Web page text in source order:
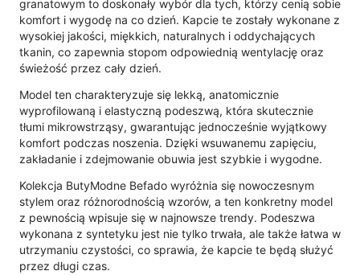
granatowym to doskonały wybór dla tych, którzy cenią sobie
komfort i wygodę na co dzień. Kapcie te zostały wykonane z
wysokiej jakości, miękkich, naturalnych i oddychających
tkanin, co zapewnia stopom odpowiednią wentylację oraz
świeżość przez cały dzień.
Model ten charakteryzuje się lekką, anatomicznie
wyprofilowaną i elastyczną podeszwą, która skutecznie
tłumi mikrowstrząsy, gwarantując jednocześnie wyjątkowy
komfort podczas noszenia. Dzięki wsuwanemu zapięciu,
zakładanie i zdejmowanie obuwia jest szybkie i wygodne.
Kolekcja ButyModne Befado wyróżnia się nowoczesnym
stylem oraz różnorodnością wzorów, a ten konkretny model
z pewnością wpisuje się w najnowsze trendy. Podeszwa
wykonana z syntetyku jest nie tylko trwała, ale także łatwa w
utrzymaniu czystości, co sprawia, że kapcie te będą służyć
przez długi czas.